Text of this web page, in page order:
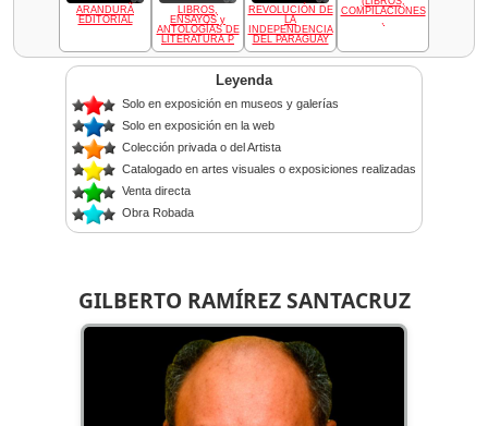
GILBERTO RAMÍREZ SANTACRUZ
ARANDURÃ
EDITORIAL
LIBROS,
ENSAYOS y
ANTOLOGÍAS DE
LITERATURA P
REVOLUCIÓN DE
LA
INDEPENDENCIA
DEL PARAGUAY
COMPILACIONES
Leyenda
Solo en exposición en museos y galerías
Solo en exposición en la web
Colección privada o del Artista
Catalogado en artes visuales o exposiciones realizadas
Venta directa
Obra Robada